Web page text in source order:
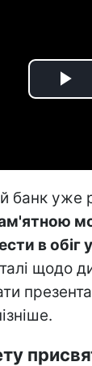
банк уже
в обіг
щодо